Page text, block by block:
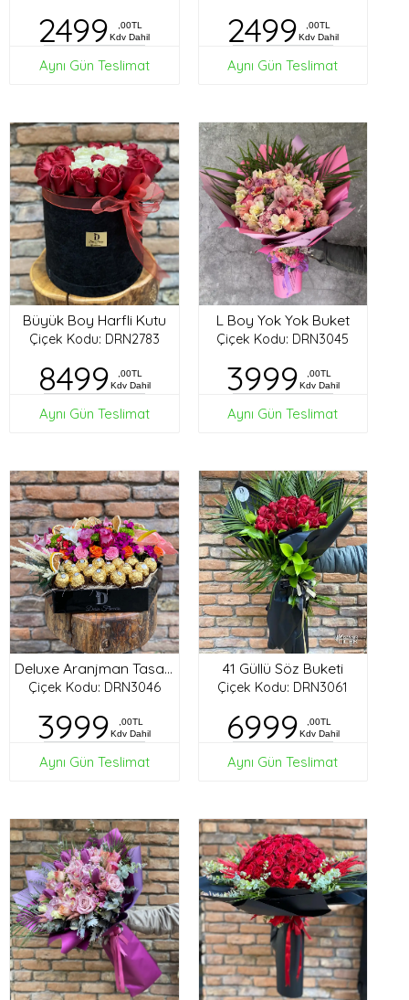
2499
,00TL
Kdv Dahil
Aynı Gün Teslimat
2499
,00TL
Kdv Dahil
Aynı Gün Teslimat
Büyük Boy Harfli Kutu
Çiçek Kodu: DRN2783
8499
,00TL
Kdv Dahil
Aynı Gün Teslimat
L Boy Yok Yok Buket
Çiçek Kodu: DRN3045
3999
,00TL
Kdv Dahil
Aynı Gün Teslimat
Deluxe Aranjman Tasarım
Çiçek Kodu: DRN3046
3999
,00TL
Kdv Dahil
Aynı Gün Teslimat
41 Güllü Söz Buketi
Çiçek Kodu: DRN3061
6999
,00TL
Kdv Dahil
Aynı Gün Teslimat